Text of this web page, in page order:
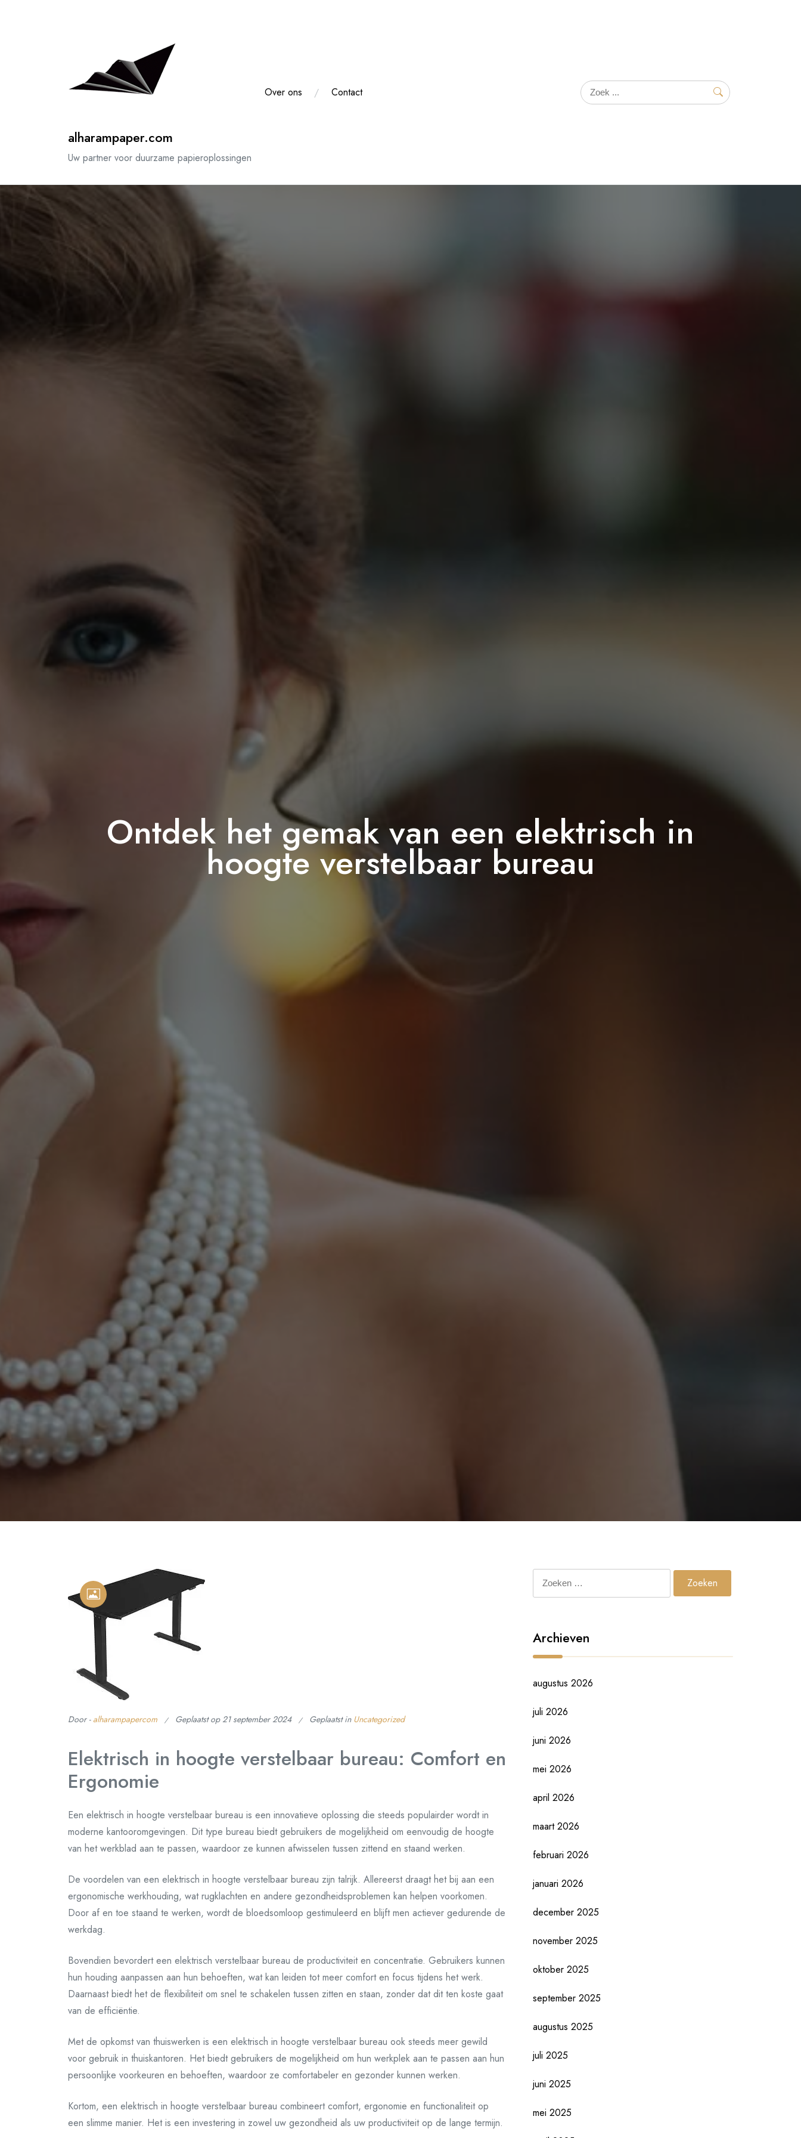
alharampaper.com
Uw partner voor duurzame papieroplossingen
Over ons Contact
Ontdek het gemak van een elektrisch in
hoogte verstelbaar bureau
Door - alharampapercom Geplaatst op21 september 2024 Geplaatst in Uncategorized
Elektrisch in hoogte verstelbaar bureau: Comfort en
Ergonomie
Een elektrisch in hoogte verstelbaar bureau is een innovatieve oplossing die steeds populairder wordt in
moderne kantooromgevingen. Dit type bureau biedt gebruikers de mogelijkheid om eenvoudig de hoogte
van het werkblad aan te passen, waardoor ze kunnen afwisselen tussen zittend en staand werken.
De voordelen van een elektrisch in hoogte verstelbaar bureau zijn talrijk. Allereerst draagt het bij aan een
ergonomische werkhouding, wat rugklachten en andere gezondheidsproblemen kan helpen voorkomen.
Door af en toe staand te werken, wordt de bloedsomloop gestimuleerd en blijft men actiever gedurende de
werkdag.
Bovendien bevordert een elektrisch verstelbaar bureau de productiviteit en concentratie. Gebruikers kunnen
hun houding aanpassen aan hun behoeften, wat kan leiden tot meer comfort en focus tijdens het werk.
Daarnaast biedt het de flexibiliteit om snel te schakelen tussen zitten en staan, zonder dat dit ten koste gaat
van de efficiëntie.
Met de opkomst van thuiswerken is een elektrisch in hoogte verstelbaar bureau ook steeds meer gewild
voor gebruik in thuiskantoren. Het biedt gebruikers de mogelijkheid om hun werkplek aan te passen aan hun
persoonlijke voorkeuren en behoeften, waardoor ze comfortabeler en gezonder kunnen werken.
Kortom, een elektrisch in hoogte verstelbaar bureau combineert comfort, ergonomie en functionaliteit op
een slimme manier. Het is een investering in zowel uw gezondheid als uw productiviteit op de lange termijn.
Zoeken
naar:
Archieven
augustus 2026
juli 2026
juni 2026
mei 2026
april 2026
maart 2026
februari 2026
januari 2026
december 2025
november 2025
oktober 2025
september 2025
augustus 2025
juli 2025
juni 2025
mei 2025